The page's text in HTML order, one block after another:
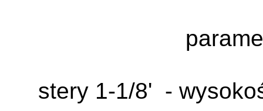
stery 1-1/8' -